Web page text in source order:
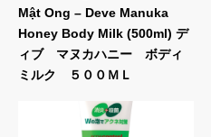
Mật Ong – Deve Manuka
Honey Body Milk (500ml) デ
ィブ マヌカハニー ボディ
ミルク ５００ＭＬ